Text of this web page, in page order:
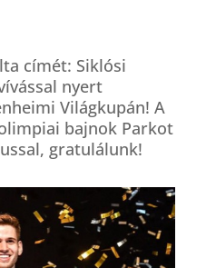
címét: Siklósi
nyert
Világkupán! A
bajnok Parkot
gratulálunk!